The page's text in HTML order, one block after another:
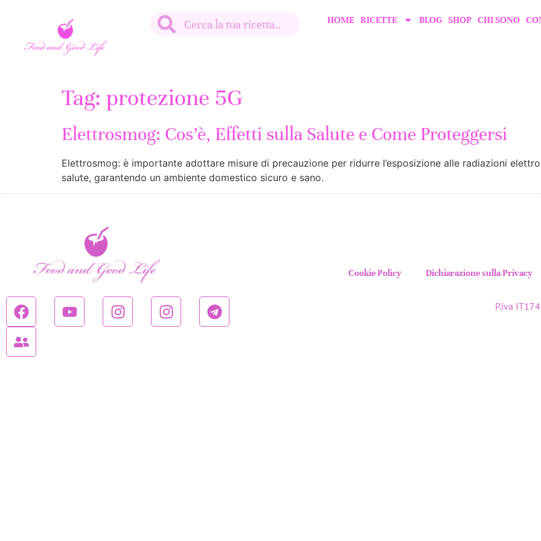
HOME RICETTE BLOG SHOP CHI SONO
Tag: protezione 5G
Elettrosmog: Cos’è, Effetti sulla Salute e Come Proteggersi
Elettrosmog: è importante adottare misure di precauzione per ridurre l’esposizione alle radiazioni
salute, garantendo un ambiente domestico sicuro e sano.
Cookie Policy Dichiarazione sulla Privacy
P.iva